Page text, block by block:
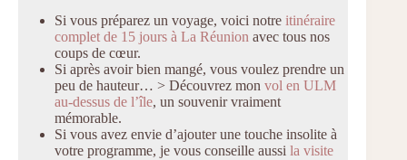
Si vous préparez un voyage, voici notre itinéraire
complet de 15 jours à La Réunion avec tous nos
coups de cœur.
Si après avoir bien mangé, vous voulez prendre un
peu de hauteur… > Découvrez mon vol en ULM
au-dessus de l’île, un souvenir vraiment
mémorable.
Si vous avez envie d’ajouter une touche insolite à
votre programme, je vous conseille aussi la visite